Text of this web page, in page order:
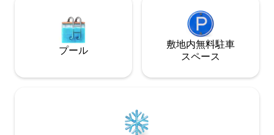
プール
敷地内無料駐⁠車
ス⁠ペ⁠ー⁠ス